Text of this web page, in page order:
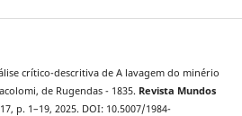
crítico-descritiva de A lavagem do minério
de Rugendas - 1835. Revista Mundos
p. 1–19, 2025. DOI: 10.5007/1984-